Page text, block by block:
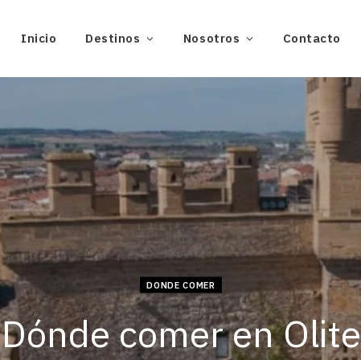
Inicio Destinos Nosotros Contacto
DONDE COMER
Dónde comer en Olite